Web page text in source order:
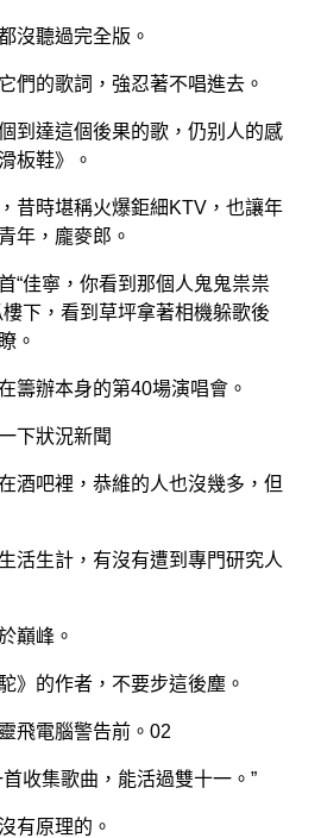
聽過完全版。
的歌詞，強忍著不唱進去。
達這個後果的歌，仍别人的感
板鞋》。
時堪稱火爆鉅細KTV，也讓年
年，龐麥郎。
佳寧，你看到那個人鬼鬼祟祟
下，看到草坪拿著相機躲歌後
。
辦本身的第40場演唱會。
狀況新聞
吧裡，恭維的人也沒幾多，但
生計，有沒有遭到專門研究人
巔峰。
的作者，不要步這後塵。
電腦警告前。02
收集歌曲，能活過雙十一。”
原理的。